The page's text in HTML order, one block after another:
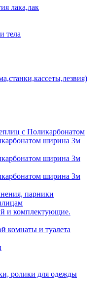
лака,лак
тела
с Поликарбонатом
ширина 3м
ширина 3м
ширина 3м
парники
и комплектующие.
комнаты и туалета
ролики для одежды